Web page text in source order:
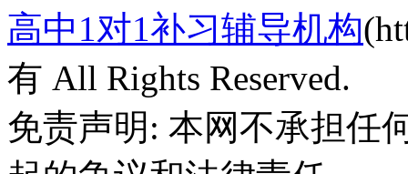
高中1对1补习辅导机构
有 All Rights Reserved.
免责声明: 本网不承担任